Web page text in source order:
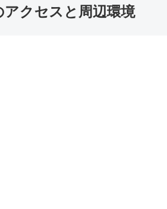
クセスと周辺環境